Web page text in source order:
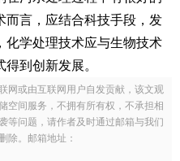
而言，应结合科技手段，发
化学处理技术应与生物技术
到创新发展。
网或由互联网用户自发贡献，该文观
空间服务，不拥有所有权，不承担相
等问题，请作者及时通过邮箱与我们
除。邮箱地址：